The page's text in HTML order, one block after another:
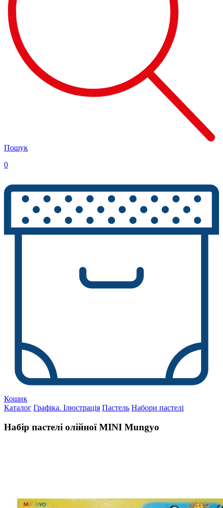
Пошук
0
Кошик
Каталог Графіка. Ілюстрація Пастель Набори пастелі
Набір пастелі олійної MINI Mungyo